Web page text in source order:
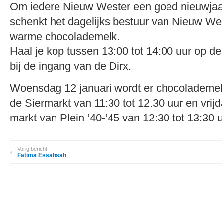
Om iedere Nieuw Wester een goed
schenkt het dagelijks bestuur van Nieuw
warme chocolademelk.
Haal je kop tussen 13:00 tot 14:00 uur op
bij de ingang van de Dirx.
Woensdag 12 januari wordt er
de Siermarkt van 11:30 tot 12.30 uur en
markt van Plein ’40-’45 van 12:30 tot 13:30
Vorig bericht
Fatima Essahsah